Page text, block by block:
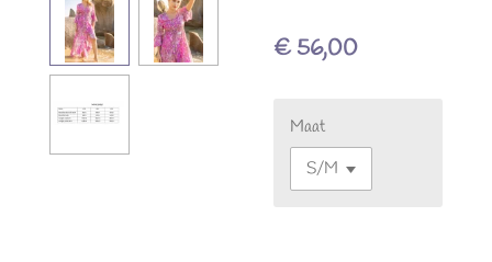
€ 56,00
Maat